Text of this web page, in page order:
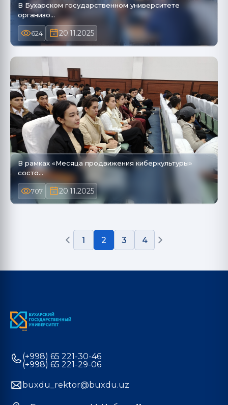
В Бухарском государственном университете
организо…
624 20.11.2025
В рамках «Месяца продвижения киберкультуры»
состо…
707 20.11.2025
1 2 3 4
(+998) 65 221-30-46
(+998) 65 221-29-06
buxdu_rektor@buxdu.uz